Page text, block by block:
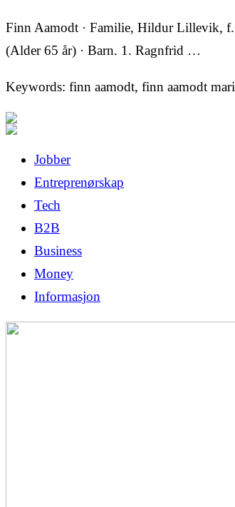
Finn Aamodt · Familie, Hildur Lillevik,
(Alder 65 år) · Barn. 1. Ragnfrid …
Keywords: finn aamodt, finn aamodt
Jobber
Entreprenørskap
Tech
B2B
Business
Money
Informasjon